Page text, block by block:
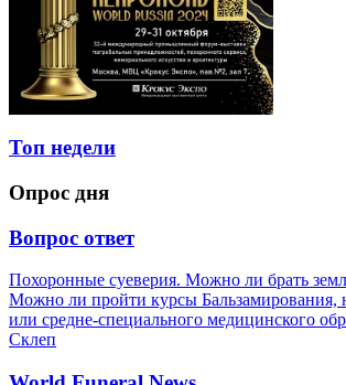
Топ недели
Опрос дня
Вопрос ответ
Похоронные суеверия. Можно ли брать
Можно ли пройти курсы Бальзамирования,
или средне-специального медицинского
Склеп